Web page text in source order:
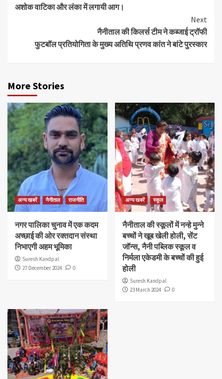
अशोक वाटिका और लंका में लगायी आग।
Next
नैनीताल की किलर्स टीम ने कब्जाई ट्रॉफी
फुटबॉल प्रतियोगिता के मुख्य अतिथि प्रणव कांत ने बांटे पुरस्कार
More Stories
अन्य खबरें नैनीताल राजनीति
नगर पालिका चुनाव में एक कदम
अच्छाई की ओर रक्तदान संस्था
निभाएगी अहम भूमिका
Suresh Kandpal
27 December 2024
0
अन्य खबरें स्कूल
नैनीताल की स्कूलों में नन्हे मुन्ने
बच्चों ने खूब खेली होली, सेंट
जॉन्स, नैनी पब्लिक स्कूल व
निर्मला एकेडमी के बच्चों की हुई
होली
Suresh Kandpal
23 March 2024
0